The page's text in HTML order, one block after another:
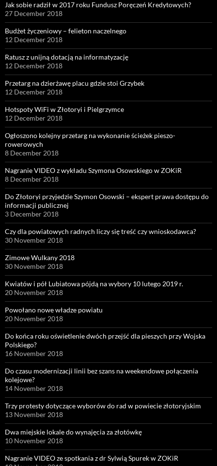
Jak sobie radził w 2017 roku Fundusz Poręczeń Kredytowych?
27 December 2018
Budżet życzeniowy – felieton naczelnego
12 December 2018
Ratusz z unijną dotacją na informatyzację
12 December 2018
Przetarg na dzierżawę placu gdzie stoi Grzybek
12 December 2018
Hotspoty WiFi w Złotoryi i Pielgrzymce
12 December 2018
Ogłoszono kolejny przetarg na wykonanie ścieżek pieszo-
rowerowych
8 December 2018
Nagranie VIDEO z wykładu Szymona Osowskiego w ZOKiR
8 December 2018
Do Złotoryi przyjedzie Szymon Osowski – ekspert prawa dostępu do
informacji publicznej
3 December 2018
Czy dla powiatowych radnych liczy się treść czy wnioskodawca?
30 November 2018
Zimowe Wulkany 2018
30 November 2018
Kwiatów i pół Lubiatowa pójdą na wybory 10 lutego 2019 r.
20 November 2018
Powołano nowe władze powiatu
20 November 2018
Do końca roku oświetlenie dwóch przejść dla pieszych przy Wojska
Polskiego?
16 November 2018
Do czasu modernizacji linii bez szans na weekendowe połączenia
kolejowe?
14 November 2018
Trzy protesty dotyczące wyborów do rad w powiecie złotoryjskim
13 November 2018
Dwa miejskie lokale do wynajęcia za złotówkę
10 November 2018
Nagranie VIDEO ze spotkania z dr Sylwią Spurek w ZOKiR